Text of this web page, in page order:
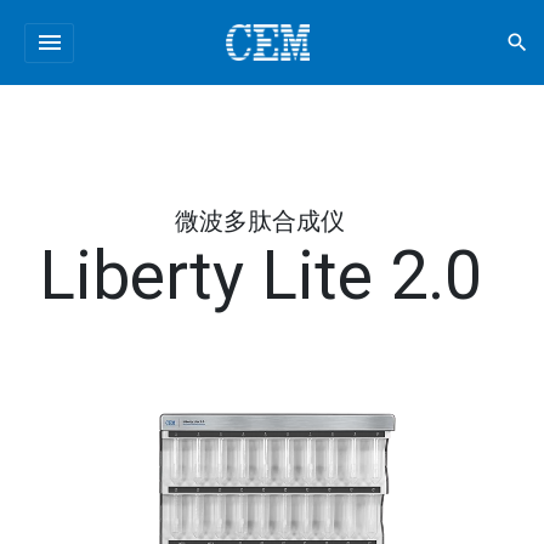
menu search
微波多肽合成仪
Liberty Lite 2.0